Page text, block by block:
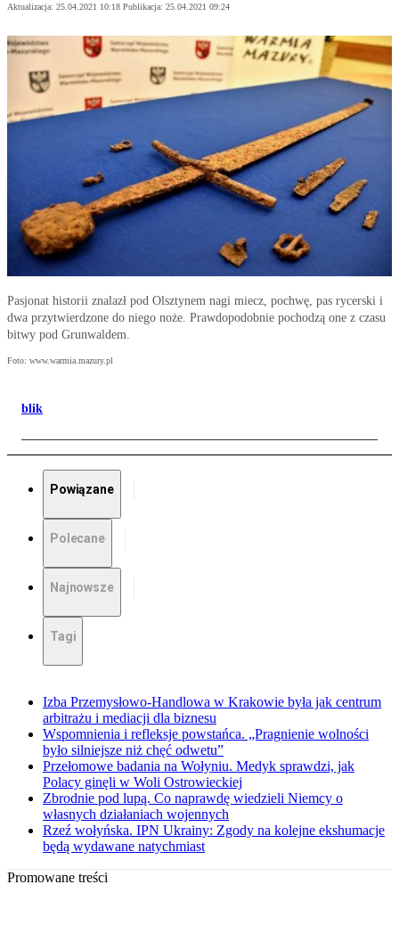
Aktualizacja: 25.04.2021 10:18 Publikacja: 25.04.2021 09:24
Pasjonat historii znalazł pod Olsztynem nagi miecz, pochwę, pas rycerski i
dwa przytwierdzone do niego noże. Prawdopodobnie pochodzą one z czasu
bitwy pod Grunwaldem.
Foto: www.warmia.mazury.pl
blik
Powiązane
Polecane
Najnowsze
Tagi
Izba Przemysłowo-Handlowa w Krakowie była jak centrum
arbitrażu i mediacji dla biznesu
Wspomnienia i refleksje powstańca. „Pragnienie wolności
było silniejsze niż chęć odwetu”
Przełomowe badania na Wołyniu. Medyk sprawdzi, jak
Polacy ginęli w Woli Ostrowieckiej
Zbrodnie pod lupą. Co naprawdę wiedzieli Niemcy o
własnych działaniach wojennych
Rzeź wołyńska. IPN Ukrainy: Zgody na kolejne ekshumacje
będą wydawane natychmiast
Promowane treści